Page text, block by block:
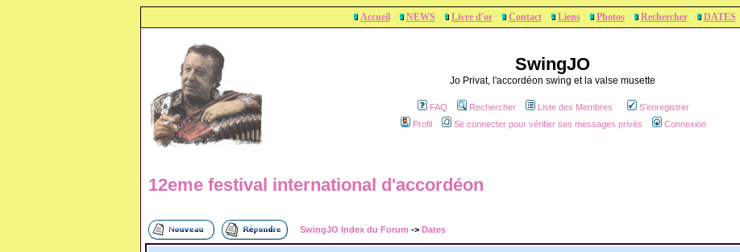
Accueil NEWS Livre d'or Contact Liens Photos Rechercher DATES
SwingJO
Jo Privat, l'accordéon swing et la valse musette
FAQ Rechercher Liste des Membres
S'enregistrer
Profil
Se connecter pour vérifier ses messages privés Connexion
12eme festival international d'accordéon
SwingJO Index du Forum -> Dates